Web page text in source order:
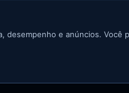
desempenho e anúncios. Você